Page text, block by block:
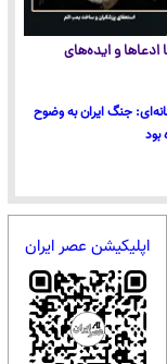
و ایده‌های
جنگ ایران به وضوح
اپلیکیشن عصر ایران